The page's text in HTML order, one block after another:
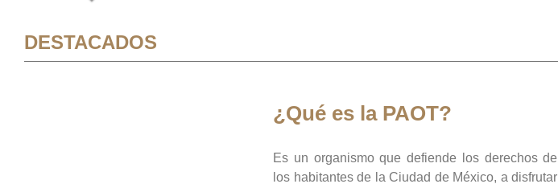
DESTACADOS
¿Qué es la PAOT?
Es un organismo que defiende los derechos de
los habitantes de la Ciudad de México, a disfrutar